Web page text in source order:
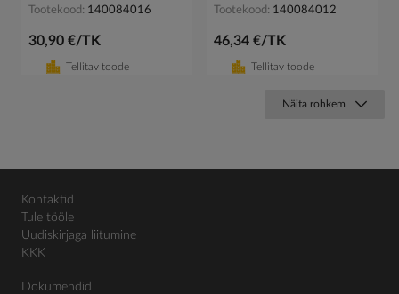
Tootekood 140084016
30,90 €/TK
Tellitav toode
Tootekood 140084012
46,34 €/TK
Tellitav toode
Näita rohkem
Kontaktid
Tule tööle
Uudiskirjaga liitumine
KKK
Dokumendid